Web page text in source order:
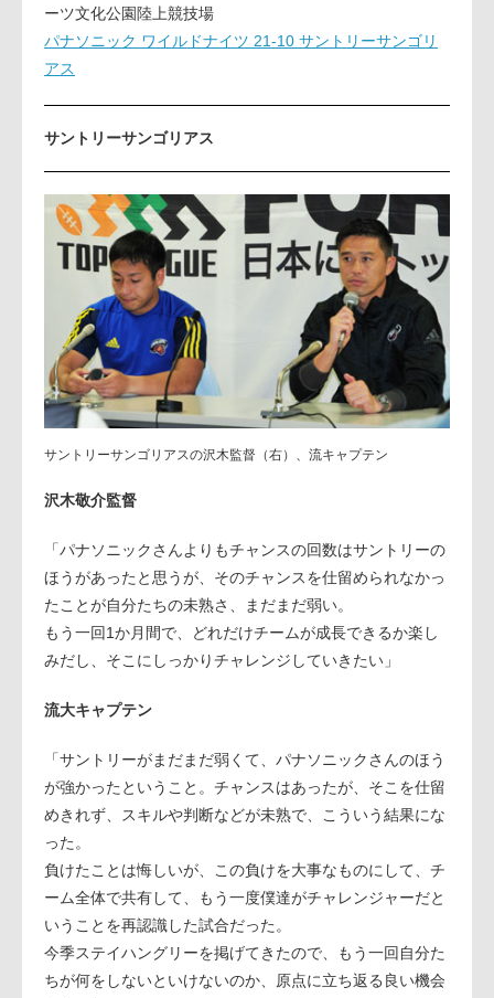
ーツ文化公園陸上競技場
パナソニック ワイルドナイツ 21-10 サントリーサンゴリ
アス
サントリーサンゴリアス
サントリーサンゴリアスの沢木監督（右）、流キャプテン
沢木敬介監督
「パナソニックさんよりもチャンスの回数はサントリーの
ほうがあったと思うが、そのチャンスを仕留められなかっ
たことが自分たちの未熟さ、まだまだ弱い。
もう一回1か月間で、どれだけチームが成長できるか楽し
みだし、そこにしっかりチャレンジしていきたい」
流大キャプテン
「サントリーがまだまだ弱くて、パナソニックさんのほう
が強かったということ。チャンスはあったが、そこを仕留
めきれず、スキルや判断などが未熟で、こういう結果にな
った。
負けたことは悔しいが、この負けを大事なものにして、チ
ーム全体で共有して、もう一度僕達がチャレンジャーだと
いうことを再認識した試合だった。
今季ステイハングリーを掲げてきたので、もう一回自分た
ちが何をしないといけないのか、原点に立ち返る良い機会